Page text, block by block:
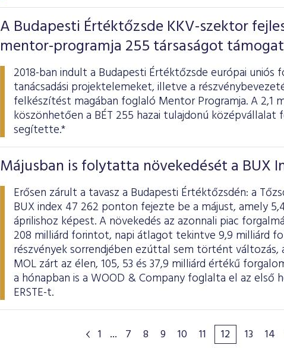
A Budapesti Értéktőzsde KKV-szektor
mentor-programja 255 társaságot
2018-ban indult a Budapesti Értéktőzsde európai
tanácsadási projektelemeket, illetve a
felkészítést magában foglaló Mentor Programja. A 2,1
köszönhetően a BÉT 255 hazai tulajdonú
segítette.*
Májusban is folytatta növekedését a BUX
Erősen zárult a tavasz a Budapesti Értéktőzsdén: a
BUX index 47 262 ponton fejezte be a májust, amely
áprilishoz képest. A növekedés az azonnali piac
208 milliárd forintot, napi átlagot tekintve 9,9 milliárd
részvények sorrendjében ezúttal sem történt változás,
MOL zárt az élen, 105, 53 és 37,9 milliárd értékű
a hónapban is a WOOD & Company foglalta el az első
ERSTE-t.
1 ... 7 8 9 10 11 12 13 14